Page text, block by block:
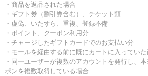
・商品を返品された場合
・ギフト券（割引券含む）、チケット類
・虚偽、いたずら、重複、登録不備
・ポイント、クーポン利用分
・チャージしたギフトカードでのお支払い分
・モールを経由する前に既にカートに入っていた
・同一ユーザーが複数のアカウントを発行し、
ポンを複数取得している場合